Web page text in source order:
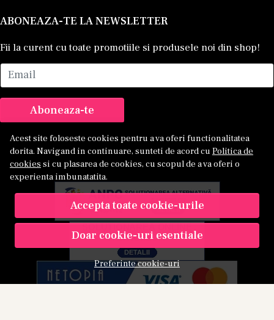
Acest site foloseste cookies pentru a va oferi functionalitatea
dorita. Navigand in continuare, sunteti de acord cu Politica de
cookies si cu plasarea de cookies, cu scopul de a va oferi o
experienta imbunatatita.
Accepta toate cookie-urile
Doar cookie-uri esentiale
Preferinte cookie-uri
ABONEAZA-TE LA NEWSLETTER
Fii la curent cu toate promotiile si produsele noi din shop!
Email
Aboneaza-te